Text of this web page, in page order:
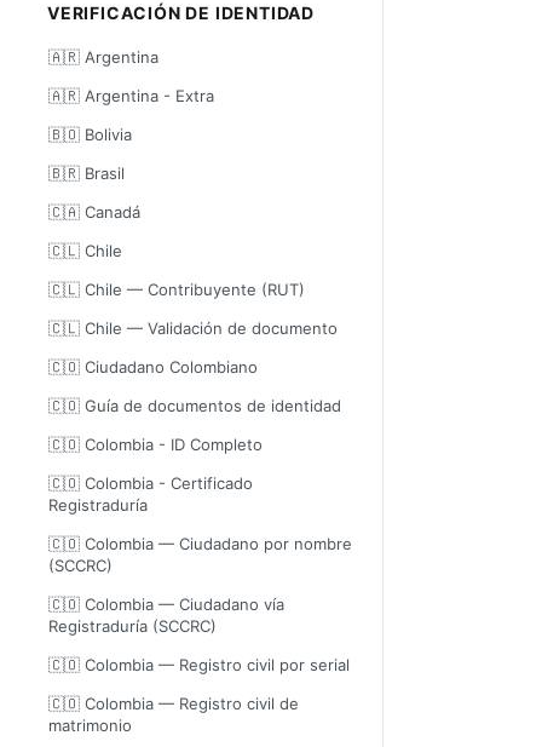
VERIFICACIÓN DE IDENTIDAD
🇦🇷 Argentina
🇦🇷 Argentina - Extra
🇧🇴 Bolivia
🇧🇷 Brasil
🇨🇦 Canadá
🇨🇱 Chile
🇨🇱 Chile — Contribuyente (RUT)
🇨🇱 Chile — Validación de documento
🇨🇴 Ciudadano Colombiano
🇨🇴 Guía de documentos de identidad
🇨🇴 Colombia - ID Completo
🇨🇴 Colombia - Certificado
Registraduría
🇨🇴 Colombia — Ciudadano por nombre
(SCCRC)
🇨🇴 Colombia — Ciudadano vía
Registraduría (SCCRC)
🇨🇴 Colombia — Registro civil por serial
🇨🇴 Colombia — Registro civil de
matrimonio